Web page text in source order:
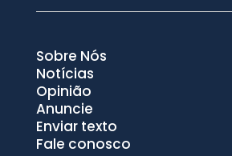
Sobre Nós
Notícias
Opinião
Anuncie
Enviar texto
Fale conosco